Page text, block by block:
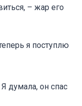
– жар его
я поступлю
думала, он спас